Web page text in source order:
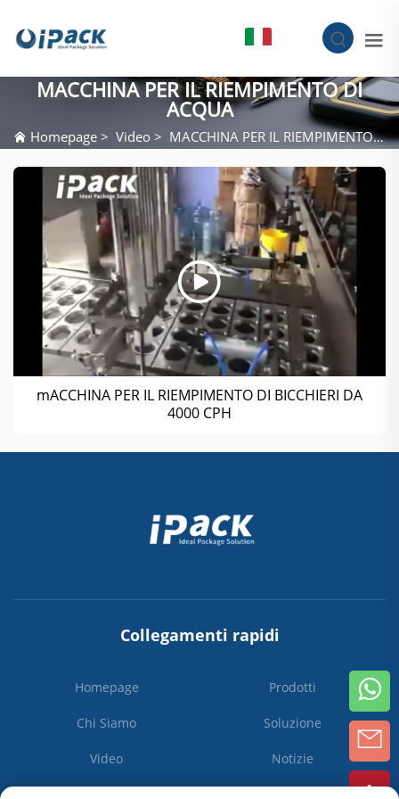
MACCHINA PER IL RIEMPIMENTO DI
ACQUA
Homepage > Video > MACCHINA PER IL RIEMPIMENTO DI ACQUA
mACCHINA PER IL RIEMPIMENTO DI BICCHIERI DA
4000 CPH
Collegamenti rapidi
Homepage Prodotti
Chi Siamo Soluzione
Video Notizie